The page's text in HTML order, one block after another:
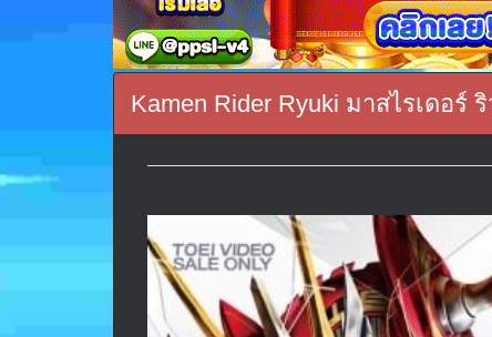
Kamen Rider Ryuki มาสไรเดอร์